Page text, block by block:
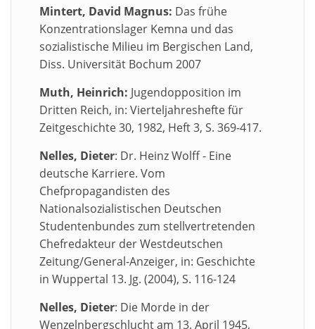
Mintert, David Magnus: Das frühe
Konzentrationslager Kemna und das
sozialistische Milieu im Bergischen Land,
Diss. Universität Bochum 2007
Muth, Heinrich: Jugendopposition im
Dritten Reich, in: Vierteljahreshefte für
Zeitgeschichte 30, 1982, Heft 3, S. 369-417.
Nelles, Dieter: Dr. Heinz Wolff - Eine
deutsche Karriere. Vom
Chefpropagandisten des
Nationalsozialistischen Deutschen
Studentenbundes zum stellvertretenden
Chefredakteur der Westdeutschen
Zeitung/General-Anzeiger, in: Geschichte
in Wuppertal 13. Jg. (2004), S. 116-124
Nelles, Dieter: Die Morde in der
Wenzelnbergschlucht am 13. April 1945,